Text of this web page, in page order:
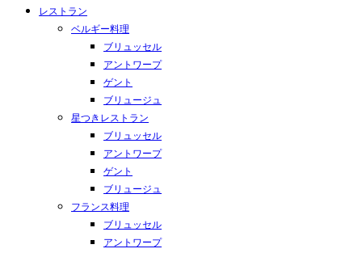
レストラン
ベルギー料理
ブリュッセル
アントワープ
ゲント
ブリュージュ
星つきレストラン
ブリュッセル
アントワープ
ゲント
ブリュージュ
フランス料理
ブリュッセル
アントワープ